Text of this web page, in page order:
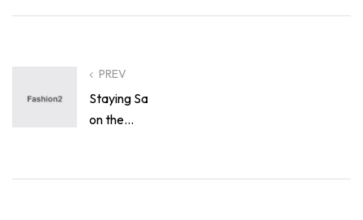
PREV
Staying Safe
on the